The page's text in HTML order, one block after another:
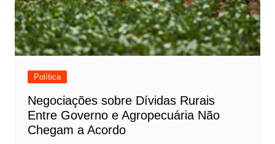
Política
Negociações sobre Dívidas Rurais
Entre Governo e Agropecuária Não
Chegam a Acordo